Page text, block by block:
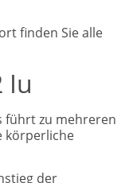
finden Sie alle
Iu
führt zu mehreren
körperliche
der